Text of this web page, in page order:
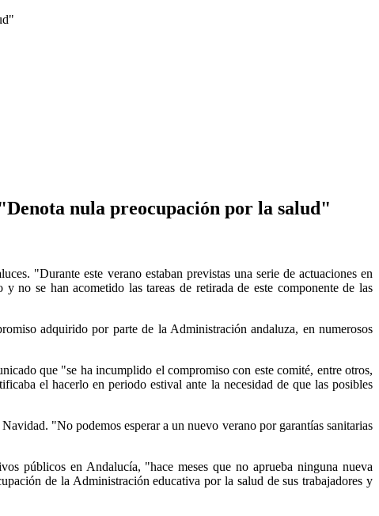
nula preocupación por la salud"
"Durante este verano estaban previstas una serie de actuaciones en
no se han acometido las tareas de retirada de este componente de las
adquirido por parte de la Administración andaluza, en numerosos
que "se ha incumplido el compromiso con este comité, entre otros,
el hacerlo en periodo estival ante la necesidad de que las posibles
"No podemos esperar a un nuevo verano por garantías sanitarias
públicos en Andalucía, "hace meses que no aprueba ninguna nueva
de la Administración educativa por la salud de sus trabajadores y